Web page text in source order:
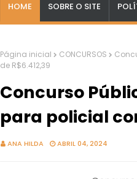
HOME SOBRE O SITE
Página inicial CONCURSOS
de R$6.412,39
Concurso
para policial
ANA HILDA ABRIL 04, 2024